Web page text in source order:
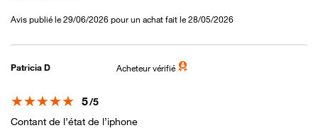
Avis publié le 29/06/2026 pour un achat fait le 28/05/2026
Patricia D Acheteur vérifié
Note
5/5
Contant de l’état de l’iphone